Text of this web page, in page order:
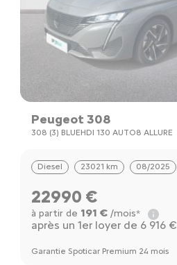
Peugeot 308
308 (3) BLUEHDI 130 AUTO8 ALLURE
Diesel 23021 km 08/2025
22990 €
à partir de 191 €/mois*
après un 1er loyer de 6 916 €
Garantie Spoticar Premium 24 mois